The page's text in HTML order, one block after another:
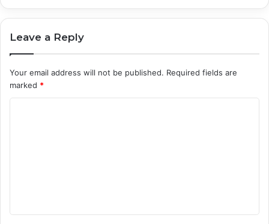
Leave a Reply
Your email address will not be published. Required fields are
marked *
t